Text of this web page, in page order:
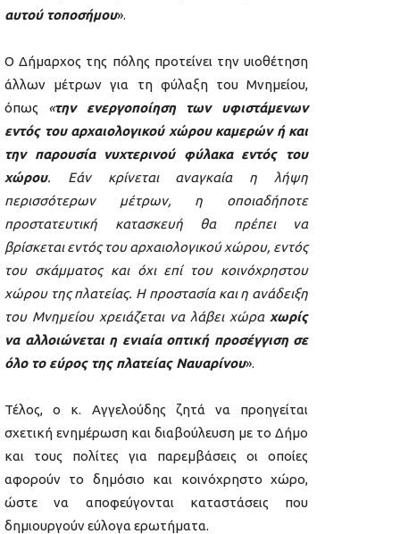
αυτού τοποσήμου».
Ο Δήμαρχος της πόλης προτείνει την υιοθέτηση
άλλων μέτρων για τη φύλαξη του Μνημείου,
όπως «την ενεργοποίηση των υφιστάμενων
εντός του αρχαιολογικού χώρου καμερών ή και
την παρουσία νυχτερινού φύλακα εντός του
χώρου. Εάν κρίνεται αναγκαία η λήψη
περισσότερων μέτρων, η οποιαδήποτε
προστατευτική κατασκευή θα πρέπει να
βρίσκεται εντός του αρχαιολογικού χώρου, εντός
του σκάμματος και όχι επί του κοινόχρηστου
χώρου της πλατείας. Η προστασία και η ανάδειξη
του Μνημείου χρειάζεται να λάβει χώρα χωρίς
να αλλοιώνεται η ενιαία οπτική προσέγγιση σε
όλο το εύρος της πλατείας Ναυαρίνου».
Τέλος, ο κ. Αγγελούδης ζητά να προηγείται
σχετική ενημέρωση και διαβούλευση με το Δήμο
και τους πολίτες για παρεμβάσεις οι οποίες
αφορούν το δημόσιο και κοινόχρηστο χώρο,
ώστε να αποφεύγονται καταστάσεις που
δημιουργούν εύλογα ερωτήματα.